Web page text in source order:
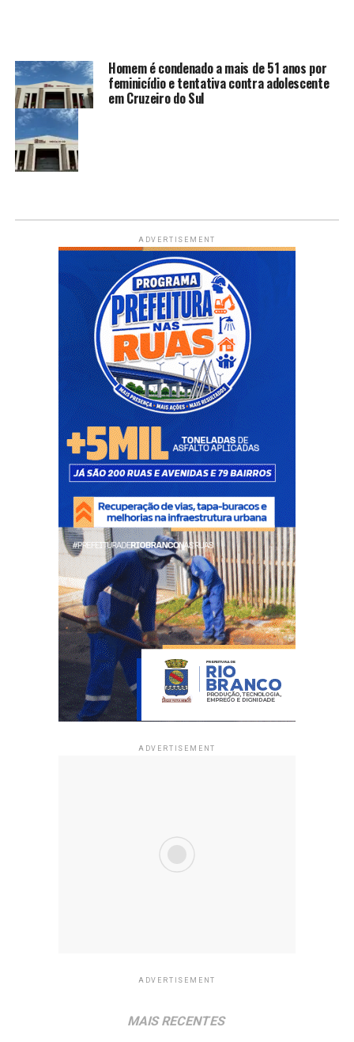
Homem é condenado a mais de 51 anos por
feminicídio e tentativa contra adolescente
em Cruzeiro do Sul
ADVERTISEMENT
ADVERTISEMENT
ADVERTISEMENT
MAIS RECENTES